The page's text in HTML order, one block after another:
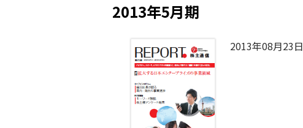
2013年5月期
2013年08月23日